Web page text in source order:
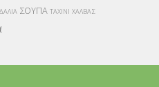
ΣΟΥΠΑ ΤΑΧΙΝΙ ΧΑΛΒΑΣ